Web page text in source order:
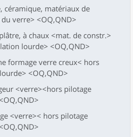
céramique, matériaux de
verre> <OQ,QND>
à chaux <mat. de constr.>
lourde> <OQ,QND>
formage verre creux< hors
<OQ,QND>
<verre><hors pilotage
<verre>< hors pilotage